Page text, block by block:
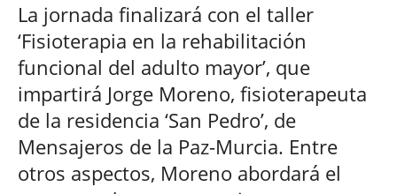
La jornada finalizará con el taller
‘Fisioterapia en la rehabilitación
funcional del adulto mayor’, que
impartirá Jorge Moreno, fisioterapeuta
de la residencia ‘San Pedro’, de
Mensajeros de la Paz-Murcia. Entre
otros aspectos, Moreno abordará el